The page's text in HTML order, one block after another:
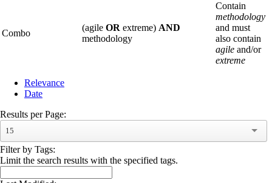
Combo
(agile OR extreme) AND
methodology
Contain
methodology
and must
also contain
agile and/or
extreme
Relevance
Date
Results per Page:
15
Filter by Tags:
Limit the search results with the specified tags.